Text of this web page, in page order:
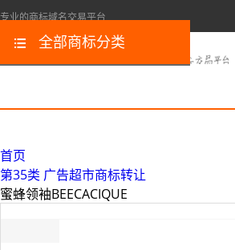
专业的商标域名交易平台
全部商标分类
首页
第35类 广告超市商标转让
蜜蜂领袖BEECACIQUE